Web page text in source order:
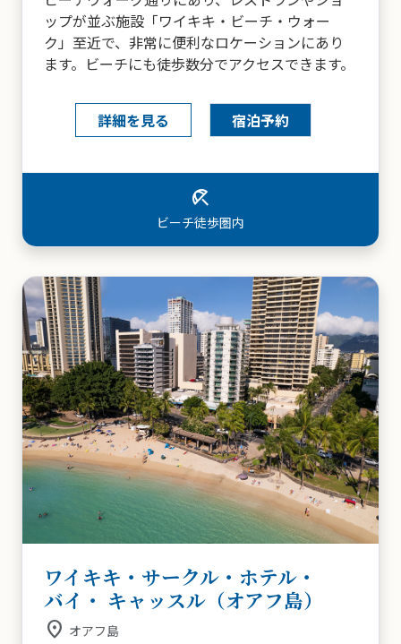
ップが並ぶ施設「ワイキキ・ビーチ・ウォー
ク」至近で、非常に便利なロケーションにあり
ます。ビーチにも徒歩数分でアクセスできます。
詳細を見る 宿泊予約
local_parking
パーキング
ワイキキ・サークル・ホテル・
バイ・ キャッスル（オアフ島）
place オアフ島